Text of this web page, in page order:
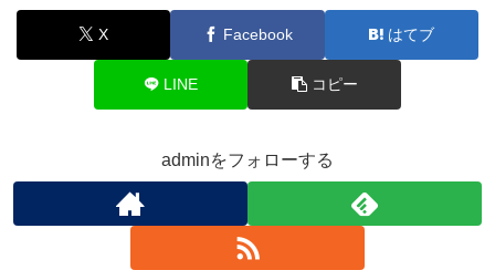
X Facebook はてブ
LINE コピー
adminをフォローする